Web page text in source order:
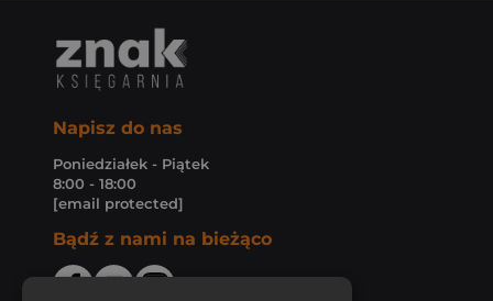
Napisz do nas
Poniedziałek - Piątek
8:00 - 18:00
[email protected]
Bądź z nami na bieżąco